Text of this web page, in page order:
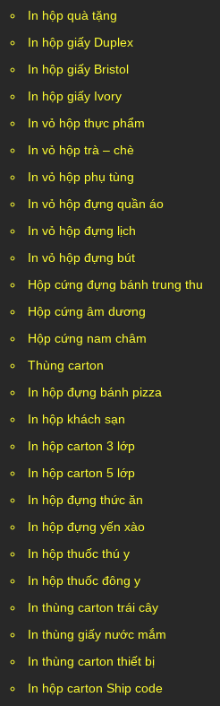
In hộp quà tặng
In hộp giấy Duplex
In hộp giấy Bristol
In hộp giấy Ivory
In vỏ hộp thực phẩm
In vỏ hộp trà – chè
In vỏ hộp phụ tùng
In vỏ hộp đựng quần áo
In vỏ hộp đựng lịch
In vỏ hộp đựng bút
Hộp cứng đựng bánh trung thu
Hộp cứng âm dương
Hộp cứng nam châm
Thùng carton
In hộp đựng bánh pizza
In hộp khách sạn
In hộp carton 3 lớp
In hộp carton 5 lớp
In hộp đựng thức ăn
In hộp đựng yến xào
In hộp thuốc thú y
In hộp thuốc đông y
In thùng carton trái cây
In thùng giấy nước mắm
In thùng carton thiết bị
In hộp carton Ship code